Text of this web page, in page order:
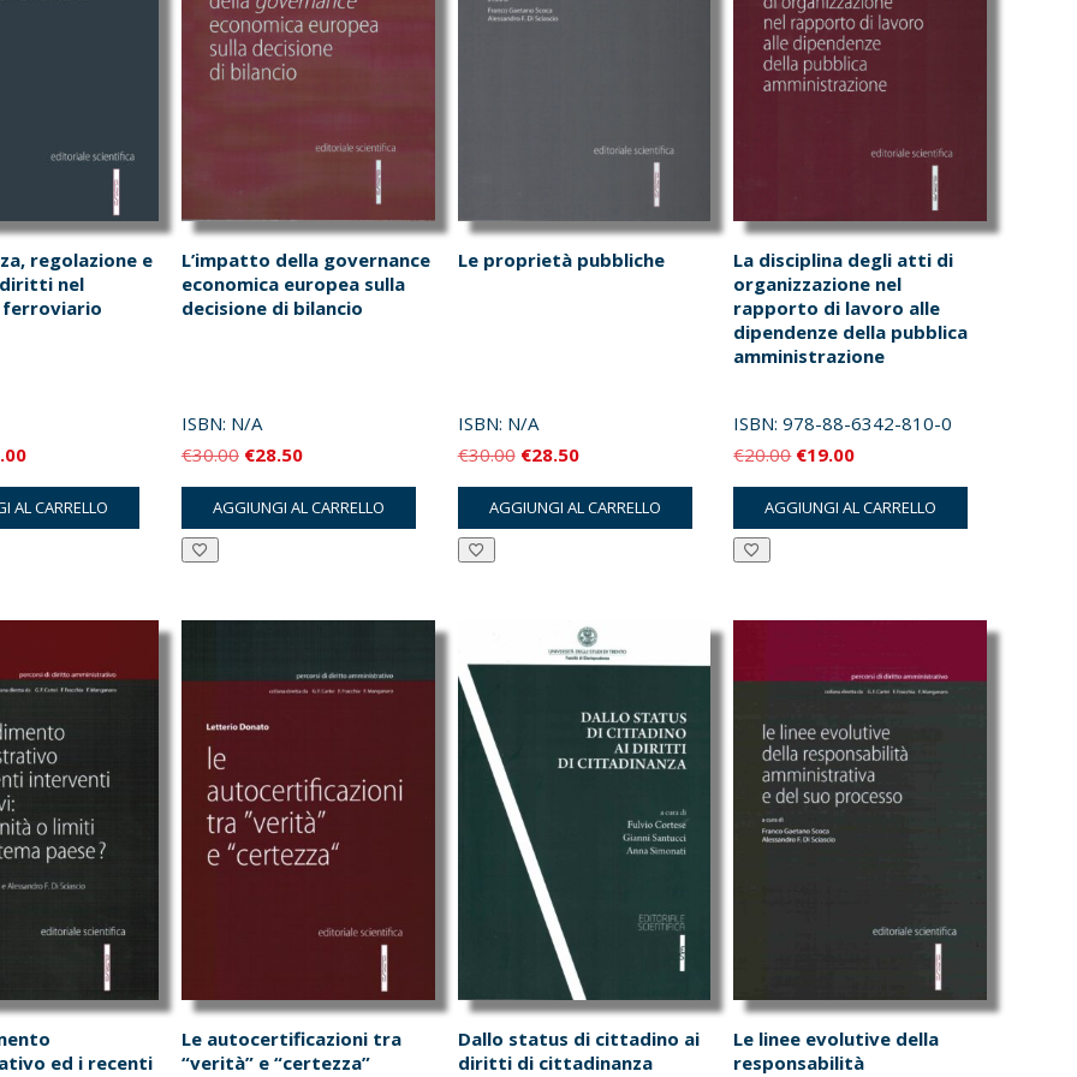
regolazione e
nel
Il
prezzo
attuale
AL CARRELLO
L’impatto della governance
economica europea sulla
decisione di bilancio
ISBN: N/A
€30.00 Il
prezzo
originale
€28.50Il
prezzo
attuale
AGGIUNGI AL CARRELLO
Le proprietà pubbliche
ISBN: N/A
€30.00 Il
prezzo
originale
€28.50Il
prezzo
attuale
AGGIUNGI AL CARRELLO
La disciplina degli atti di
organizzazione nel
rapporto di lavoro alle
dipendenze della pubblica
amministrazione
ISBN:978-88-6342-810-0
€20.00 Il
prezzo
originale
€19.00Il
prezzo
attuale
AGGIUNGI AL CARRELLO
ed i recenti
Le autocertificazioni tra
“verità” e “certezza”
Dallo status di cittadino ai
diritti di cittadinanza
Le linee evolutive della
responsabilità